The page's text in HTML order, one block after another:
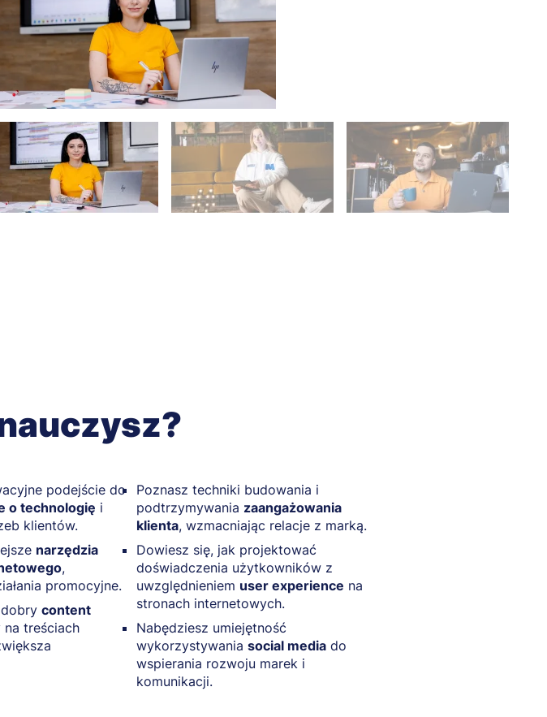
podejście do
o technologię i
klientów.
narzędzia
,
promocyjne.
content
treściach
Poznasz techniki budowania i
podtrzymywania zaangażowania
klienta, wzmacniając relacje z marką.
Dowiesz się, jak projektować
doświadczenia użytkowników z
uwzględnieniem user experience na
stronach internetowych.
Nabędziesz umiejętność
wykorzystywania social media do
wspierania rozwoju marek i
komunikacji.